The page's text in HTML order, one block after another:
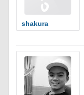
shakura